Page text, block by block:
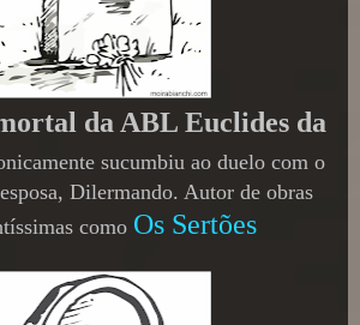
da ABL Euclides da
sucumbiu ao duelo com o
Dilermando. Autor de obras
como Os Sertões